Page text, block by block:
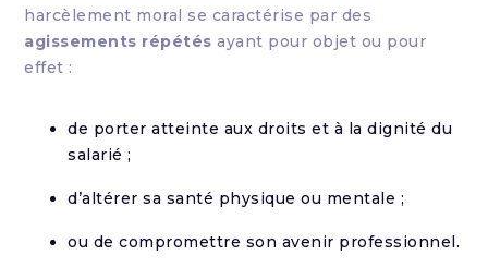
harcèlement moral se caractérise par des
agissements répétés ayant pour objet ou pour
effet :
de porter atteinte aux droits et à la dignité du
salarié ;
d’altérer sa santé physique ou mentale ;
ou de compromettre son avenir professionnel.